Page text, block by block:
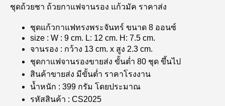
ชุดถ้วยชา ถ้วยกาแฟจานรอง แก้วมัค ราคาส่ง
ชุดแก้วกาแฟทรงพระจันทร์ ขนาด 8 ออนซ์
size : W : 9 cm. L: 12 cm. H: 7.5 cm.
จานรอง : กว้าง 13 cm. x สูง 2.3 cm.
ชุดกาแฟจานรองขายส่ง ขั้นต่ำ 80 ชุด ขึ้นไป
สินค้าขายส่ง มีขั้นต่ำ ราคาโรงงาน
น้ำหนัก : 399 กรัม โดยประมาณ
รหัสสินค้า : CS2025